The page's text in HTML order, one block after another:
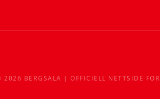
2026 BERGSALA | OFFICIELL NETTSIDE